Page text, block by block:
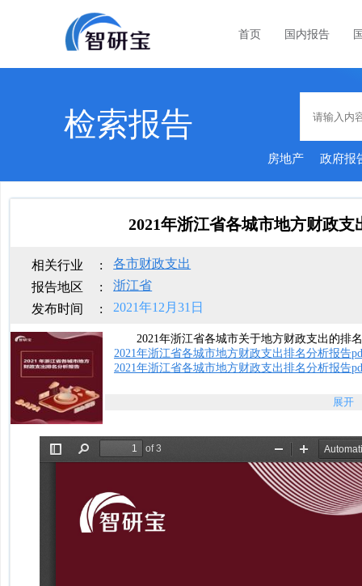
首页 国内报告
检索报告
房地产 政府报
2021年浙江省各城市地方财政支
相关行业 :
各市财政支出
报告地区
:
浙江省
发布时间
: 2021年12月31日
2021年浙江省各城市关于地方财政支出的排
2021年浙江省各城市地方财政支出排名分析报告
2021年浙江省各城市地方财政支出排名分析报告
展开